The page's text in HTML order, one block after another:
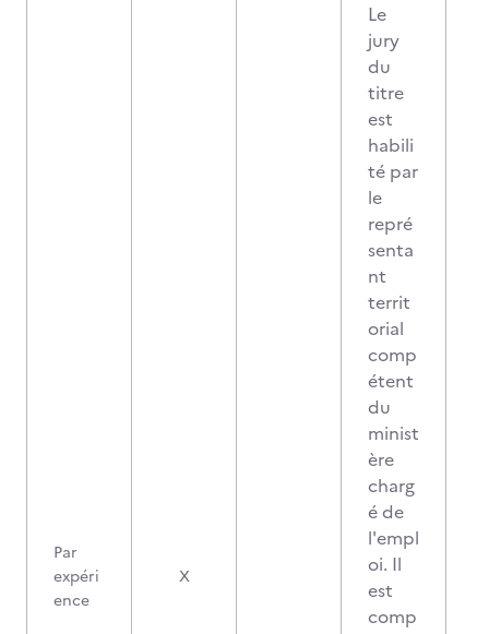
Par
expéri
ence
X
Le
jury
du
titre
est
habili
té par
le
repré
senta
nt
territ
orial
comp
étent
du
minist
ère
charg
é de
l'empl
oi. Il
est
comp